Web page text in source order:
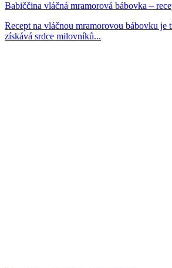
Babiččina vláčná mramorová bábovka –
Recept na vláčnou mramorovou bábovku je
získává srdce milovníků...